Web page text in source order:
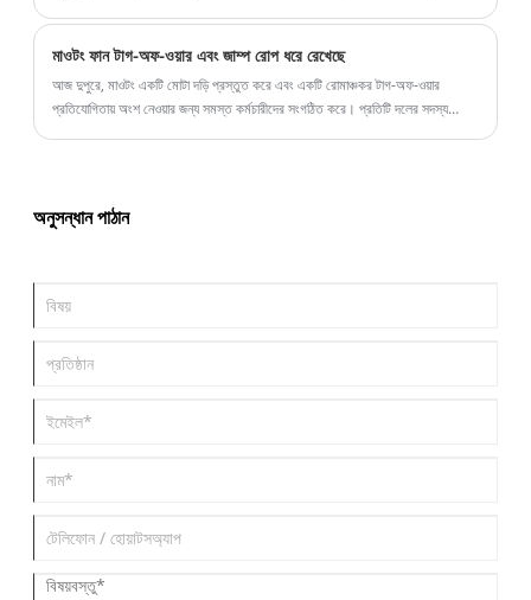
মাওটং ফান টাগ-অফ-ওয়ার এবং জাম্প রোপ ধরে রেখেছে
আজ দুপুরে, মাওটং একটি মোটা দড়ি প্রস্তুত করে এবং একটি রোমাঞ্চকর টাগ-অফ-ওয়ার
প্রতিযোগিতায় অংশ নেওয়ার জন্য সমস্ত কর্মচারীদের সংগঠিত করে। প্রতিটি দলের সদস্য
অনুসন্ধান পাঠান